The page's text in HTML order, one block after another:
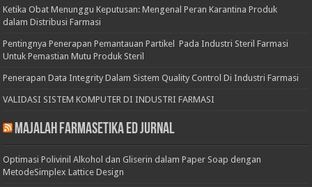
Ketika Obat Menunggu Keputusan: Mengenal Peran Karantina Produk
dalam Distribusi Farmasi
Pentingnya Penerapan Pemantauan Partikel Pada Industri Steril Farmasi
Untuk Pemastian Mutu Produk Steril
Penerapan Data Integrity Dalam Sistem Quality Control Di Industri Farmasi
VALIDASI SISTEM KOMPUTER DI INDUSTRI FARMASI
Majalah Farmasetika Ed Jurnal
Optimasi Polivinil Alkohol dan Gliserin dalam Paper Soap dengan
MetodeSimplex Lattice Design